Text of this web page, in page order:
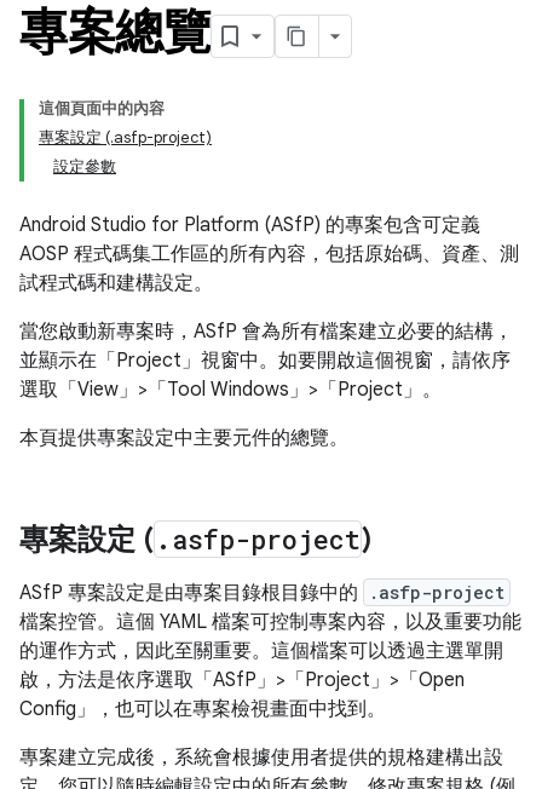
專案總覽
這個頁面中的內容
專案設定 (.asfp-project)
設定參數
Android Studio for Platform (ASfP) 的專案包含可定義
AOSP 程式碼集工作區的所有內容，包括原始碼、資產、測
試程式碼和建構設定。
當您啟動新專案時，ASfP 會為所有檔案建立必要的結構，
並顯示在「Project」 視窗中。如要開啟這個視窗，請依序
選取「View」>「Tool Windows」>「Project」 。
本頁提供專案設定中主要元件的總覽。
專案設定 ( . asfp-project)
ASfP 專案設定是由專案目錄根目錄中的 .asfp-project
檔案控管。這個 YAML 檔案可控制專案內容，以及重要功能
的運作方式，因此至關重要。這個檔案可以透過主選單開
啟，方法是依序選取「ASfP」>「Project」>「Open
Config」
，也可以在專案檢視畫面中找到。
專案建立完成後，系統會根據使用者提供的規格建構出設